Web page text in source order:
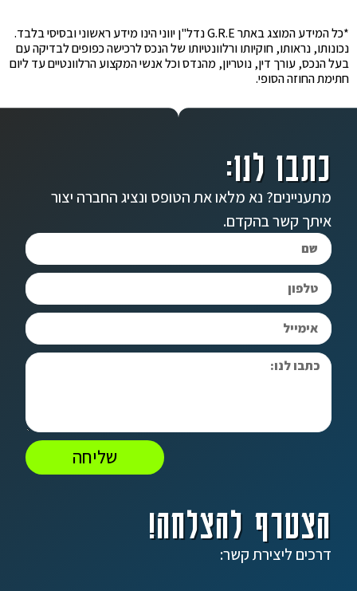
*כל המידע המוצג באתר G.R.E נדל"ן יווני הינו מידע ראשוני ובסיסי בלבד.
נכונותו, נראותו, חוקיותו ורלוונטיותו של הנכס לרכישה כפופים לבדיקה עם
בעל הנכס, עורך דין, נוטריון, מהנדס וכל אנשי המקצוע הרלוונטיים עד ליום
חתימת החוזה הסופי.
הצטרף להצלחה!
דרכים ליצירת קשר:
כתבו לנו:
מתעניינים? נא מלאו את הטופס ונציג החברה יצור
איתך קשר בהקדם.
שליחה